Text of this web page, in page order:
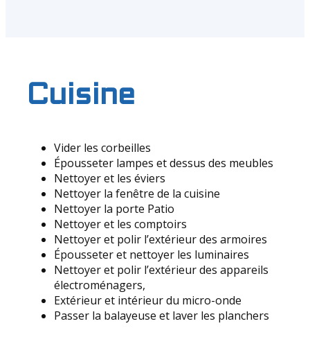
Cuisine
Vider les corbeilles
Épousseter lampes et dessus des meubles
Nettoyer et les éviers
Nettoyer la fenêtre de la cuisine
Nettoyer la porte Patio
Nettoyer et les comptoirs
Nettoyer et polir l’extérieur des armoires
Épousseter et nettoyer les luminaires
Nettoyer et polir l’extérieur des appareils
électroménagers,
Extérieur et intérieur du micro-onde
Passer la balayeuse et laver les planchers